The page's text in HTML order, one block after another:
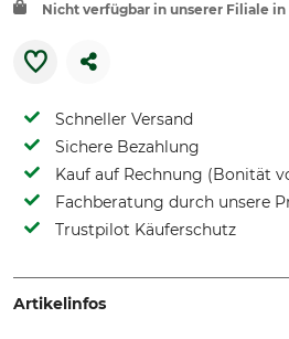
Nicht verfügbar in unserer Filiale in
Schneller Versand
Sichere Bezahlung
Kauf auf Rechnung (Bonität
Fachberatung durch unsere
Trustpilot Käuferschutz
Artikelinfos